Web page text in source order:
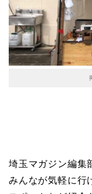
埼玉マガジン編集
みんなが気軽に行